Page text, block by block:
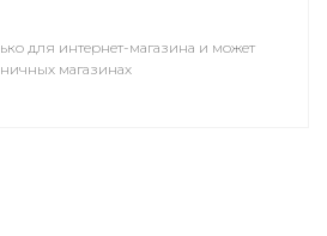
для интернет-магазина и может
магазинах